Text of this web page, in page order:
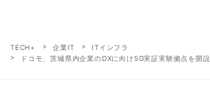
TECH+ 企業IT
ITインフラ
ドコモ、茨城県内企業のDXに向け5G実証実験拠点を開設